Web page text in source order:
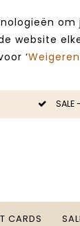
website
‘Weigeren
SALE
CARDS